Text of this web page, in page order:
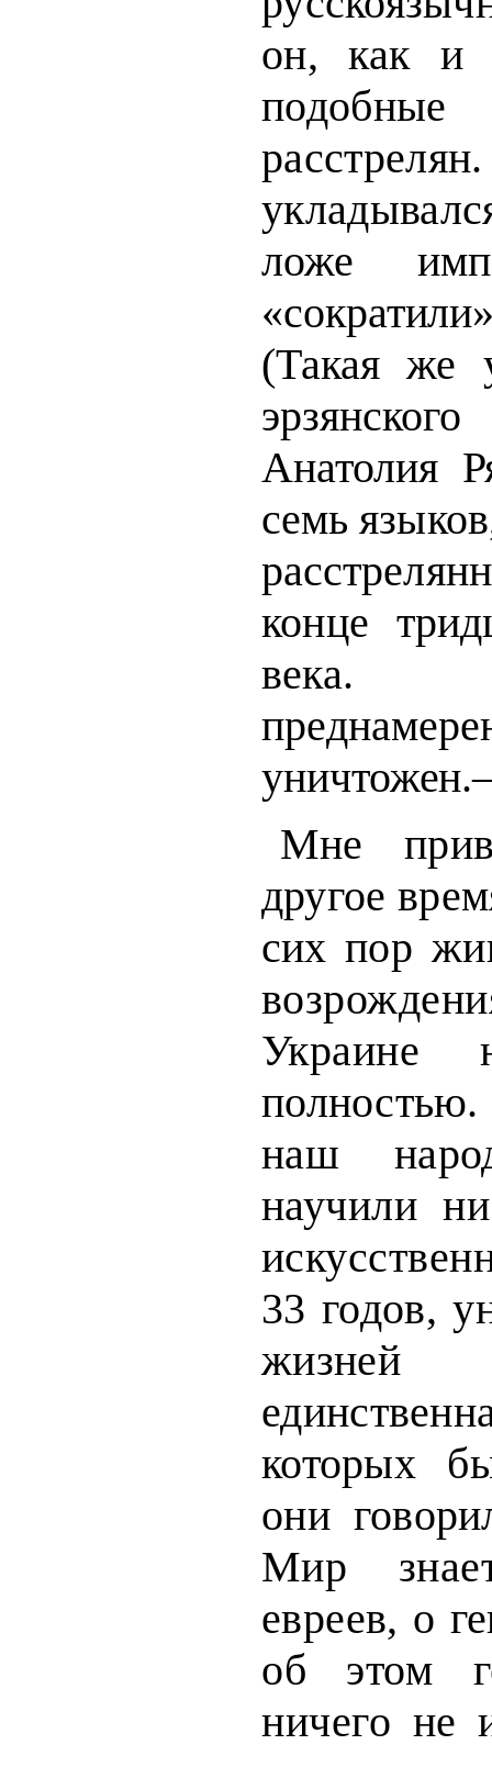
он, как и
п
ложе
(Такаяже
Анатолия
семь
конце
века.
предна
Мне
другое
сих пор
Украине
наш
научили
33 годов,
жизней
един
которых
они
Мир
евреев, о
об этом
ничего не